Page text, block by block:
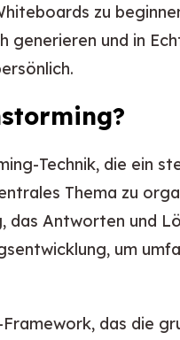
zu
generieren und in
Technik, die ein
Thema zu
das Antworten und
um
das die